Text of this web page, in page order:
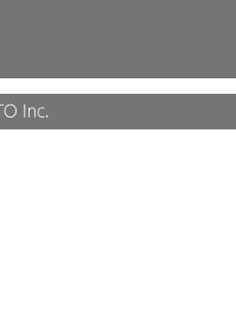
Inc.